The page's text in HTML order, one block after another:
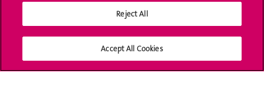
Bibliothèque
Médias sociaux UNIGE
Reject All
Accept All Cookies